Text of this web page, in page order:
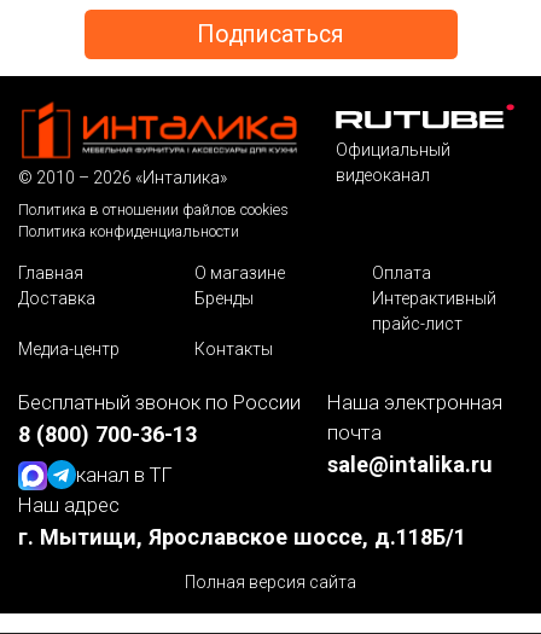
© 2010 – 2026 «Инталика»
Политика в отношении файлов cookies
Политика конфиденциальности
Официальный
видеоканал
Главная О магазине
Оплата
Доставка
Бренды
Интерактивный
прайс-лист
Медиа-центр
Контакты
Бесплатный звонок по России
8 (800) 700-36-13
канал в ТГ
Наша электронная
почта
sale@intalika.ru
Наш адрес
г. Мытищи, Ярославское шоссе, д.118Б/1
Полная версия сайта